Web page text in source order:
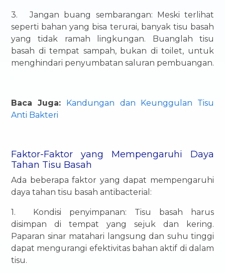
3.
Jangan buang sembarangan: Meski terlihat
seperti bahan yang bisa terurai, banyak tisu basah
yang tidak ramah lingkungan. Buanglah tisu
basah di tempat sampah, bukan di toilet, untuk
menghindari penyumbatan saluran pembuangan.
Baca Juga: Kandungan dan Keunggulan Tisu
Anti Bakteri
Faktor-Faktor yang Mempengaruhi Daya
Tahan Tisu Basah
Ada beberapa faktor yang dapat mempengaruhi
daya tahan tisu basah antibacterial:
1.
Kondisi penyimpanan: Tisu basah harus
disimpan di tempat yang sejuk dan kering.
Paparan sinar matahari langsung dan suhu tinggi
dapat mengurangi efektivitas bahan aktif di dalam
tisu.